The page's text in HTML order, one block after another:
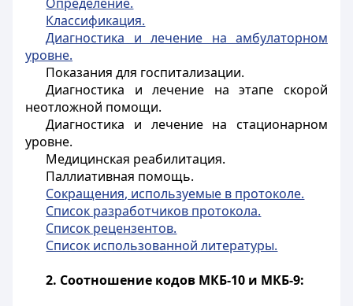
Классификация.
Диагностика и лечение на амбулаторном
уровне.
Показания для госпитализации.
Диагностика и лечение на этапе скорой
неотложной помощи.
Диагностика и лечение на стационарном
уровне.
Медицинская реабилитация.
Паллиативная помощь.
Сокращения, используемые в протоколе.
Список разработчиков протокола.
Список рецензентов.
Список использованной литературы.
2. Соотношение кодов МКБ-10 и МКБ-9: